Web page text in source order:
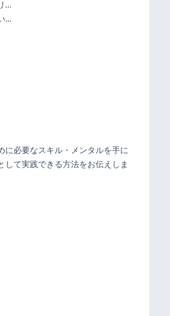
…
…
に必要なスキル・メンタルを手に
して実践できる方法をお伝えしま